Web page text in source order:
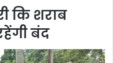
कि शराब
बंद